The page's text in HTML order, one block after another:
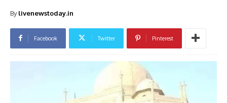
By livenewstoday.in
Facebook Twitter Pinterest